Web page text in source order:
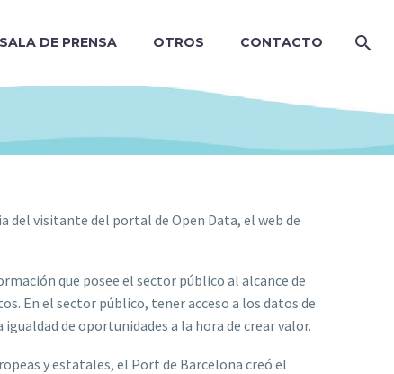
SALA DE PRENSA OTROS CONTACTO
del visitante del portal de Open Data, el web de
que posee el sector público al alcance de
En el sector público, tener acceso a los datos de
de oportunidades a la hora de crear valor.
y estatales, el Port de Barcelona creó el